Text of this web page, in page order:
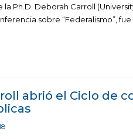
la Ph.D. Deborah Carroll
sobre “Federalismo”,
abrió el Ciclo de